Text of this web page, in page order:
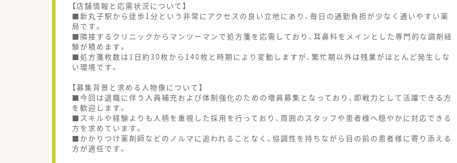
【店舗情報と応需状況について】
■新丸子駅から徒歩1分という非常にアクセスの良い立地にあり、毎日の通勤負担が少なく通いやすい薬
局です。
■隣接するクリニックからマンツーマンで処方箋を応需しており、耳鼻科をメインとした専門的な調剤経
験が積めます。
■処方箋枚数は1日約30枚から140枚と時期により変動しますが、繁忙期以外は残業がほとんど発生しな
い環境です。
【募集背景と求める人物像について】
■今回は退職に伴う人員補充および体制強化のための増員募集となっており、即戦力として活躍できる方
を歓迎します。
■スキルや経験よりも人柄を重視した採用を行っており、周囲のスタッフや患者様へ穏やかに対応できる
方を求めています。
■かかりつけ薬剤師などのノルマに追われることなく、協調性を持ちながら目の前の患者様に寄り添える
方が適任です。